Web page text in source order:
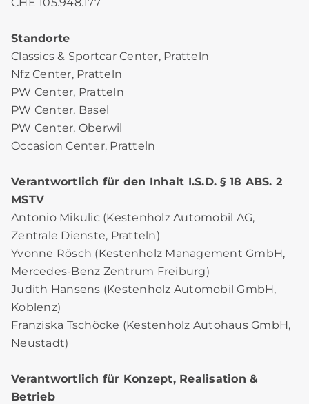
Standorte
Classics & Sportcar Center, Pratteln
Nfz Center, Pratteln
PW Center, Pratteln
PW Center, Basel
PW Center, Oberwil
Occasion Center, Pratteln
Verantwortlich für den Inhalt I.S.D. § 18 ABS. 2
MSTV
Antonio Mikulic (Kestenholz Automobil AG,
Zentrale Dienste, Pratteln)
Yvonne Rösch (Kestenholz Management GmbH,
Mercedes-Benz Zentrum Freiburg)
Judith Hansens (Kestenholz Automobil GmbH,
Koblenz)
Franziska Tschöcke (Kestenholz Autohaus GmbH,
Neustadt)
Verantwortlich für Konzept, Realisation &
Betrieb